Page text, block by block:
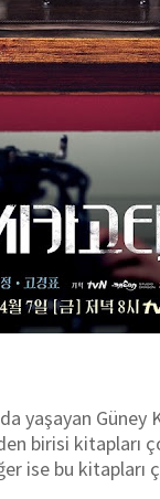
yaşayan
birisi kitapları
ise bu kitapları